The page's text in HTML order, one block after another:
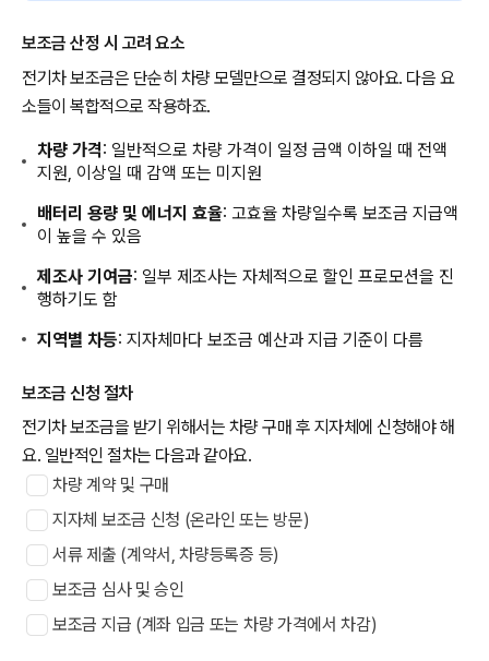
보조금 산정 시 고려 요소
전기차 보조금은 단순히 차량 모델만으로 결정되지 않아요. 다음 요
소들이 복합적으로 작용하죠.
차량 가격: 일반적으로 차량 가격이 일정 금액 이하일 때 전액
지원, 이상일 때 감액 또는 미지원
배터리 용량 및 에너지 효율: 고효율 차량일수록 보조금 지급액
이 높을 수 있음
제조사 기여금: 일부 제조사는 자체적으로 할인 프로모션을 진
행하기도 함
지역별 차등: 지자체마다 보조금 예산과 지급 기준이 다름
보조금 신청 절차
전기차 보조금을 받기 위해서는 차량 구매 후 지자체에 신청해야 해
요. 일반적인 절차는 다음과 같아요.
차량 계약 및 구매
지자체 보조금 신청 (온라인 또는 방문)
서류 제출 (계약서, 차량등록증 등)
보조금 심사 및 승인
보조금 지급 (계좌 입금 또는 차량 가격에서 차감)